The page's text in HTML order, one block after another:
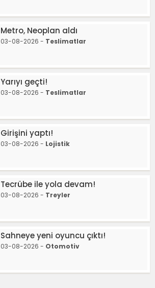
Metro, Neoplan aldı
03-08-2026 - Teslimatlar
Yarıyı geçti!
03-08-2026 - Teslimatlar
Girişini yaptı!
03-08-2026 - Lojistik
Tecrübe ile yola devam!
03-08-2026 - Treyler
Sahneye yeni oyuncu çıktı!
03-08-2026 - Otomotiv